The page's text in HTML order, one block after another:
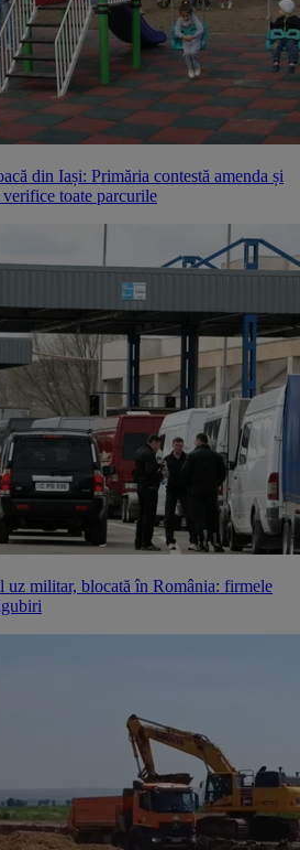
din Iași: Primăria contestă amenda și
toate parcurile
uz militar, blocată în România: firmele